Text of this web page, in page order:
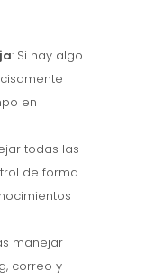
: Si hay algo
en
todas las
de forma
manejar
correo y